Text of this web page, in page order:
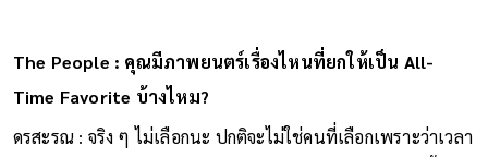
The People : คุณมีภาพยนตร์เรื่องไหนที่ยกให้เป็น All-
Time Favorite บ้างไหม?
ดรสะรณ : จริง ๆ ไม่เลือกนะ ปกติจะไม่ใช่คนที่เลือกเพราะว่าเวลา